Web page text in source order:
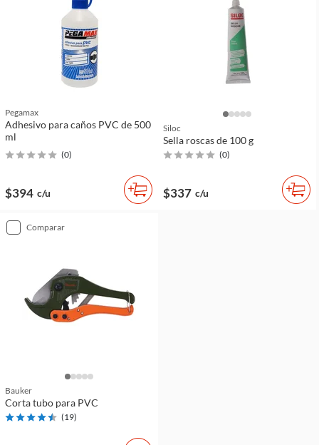
Pegamax
Adhesivo para caños PVC de 500
ml
(0)
$394 c/u
Siloc
Sella roscas de 100 g
(0)
$337 c/u
comparar
Bauker
Corta tubo para PVC
(19)